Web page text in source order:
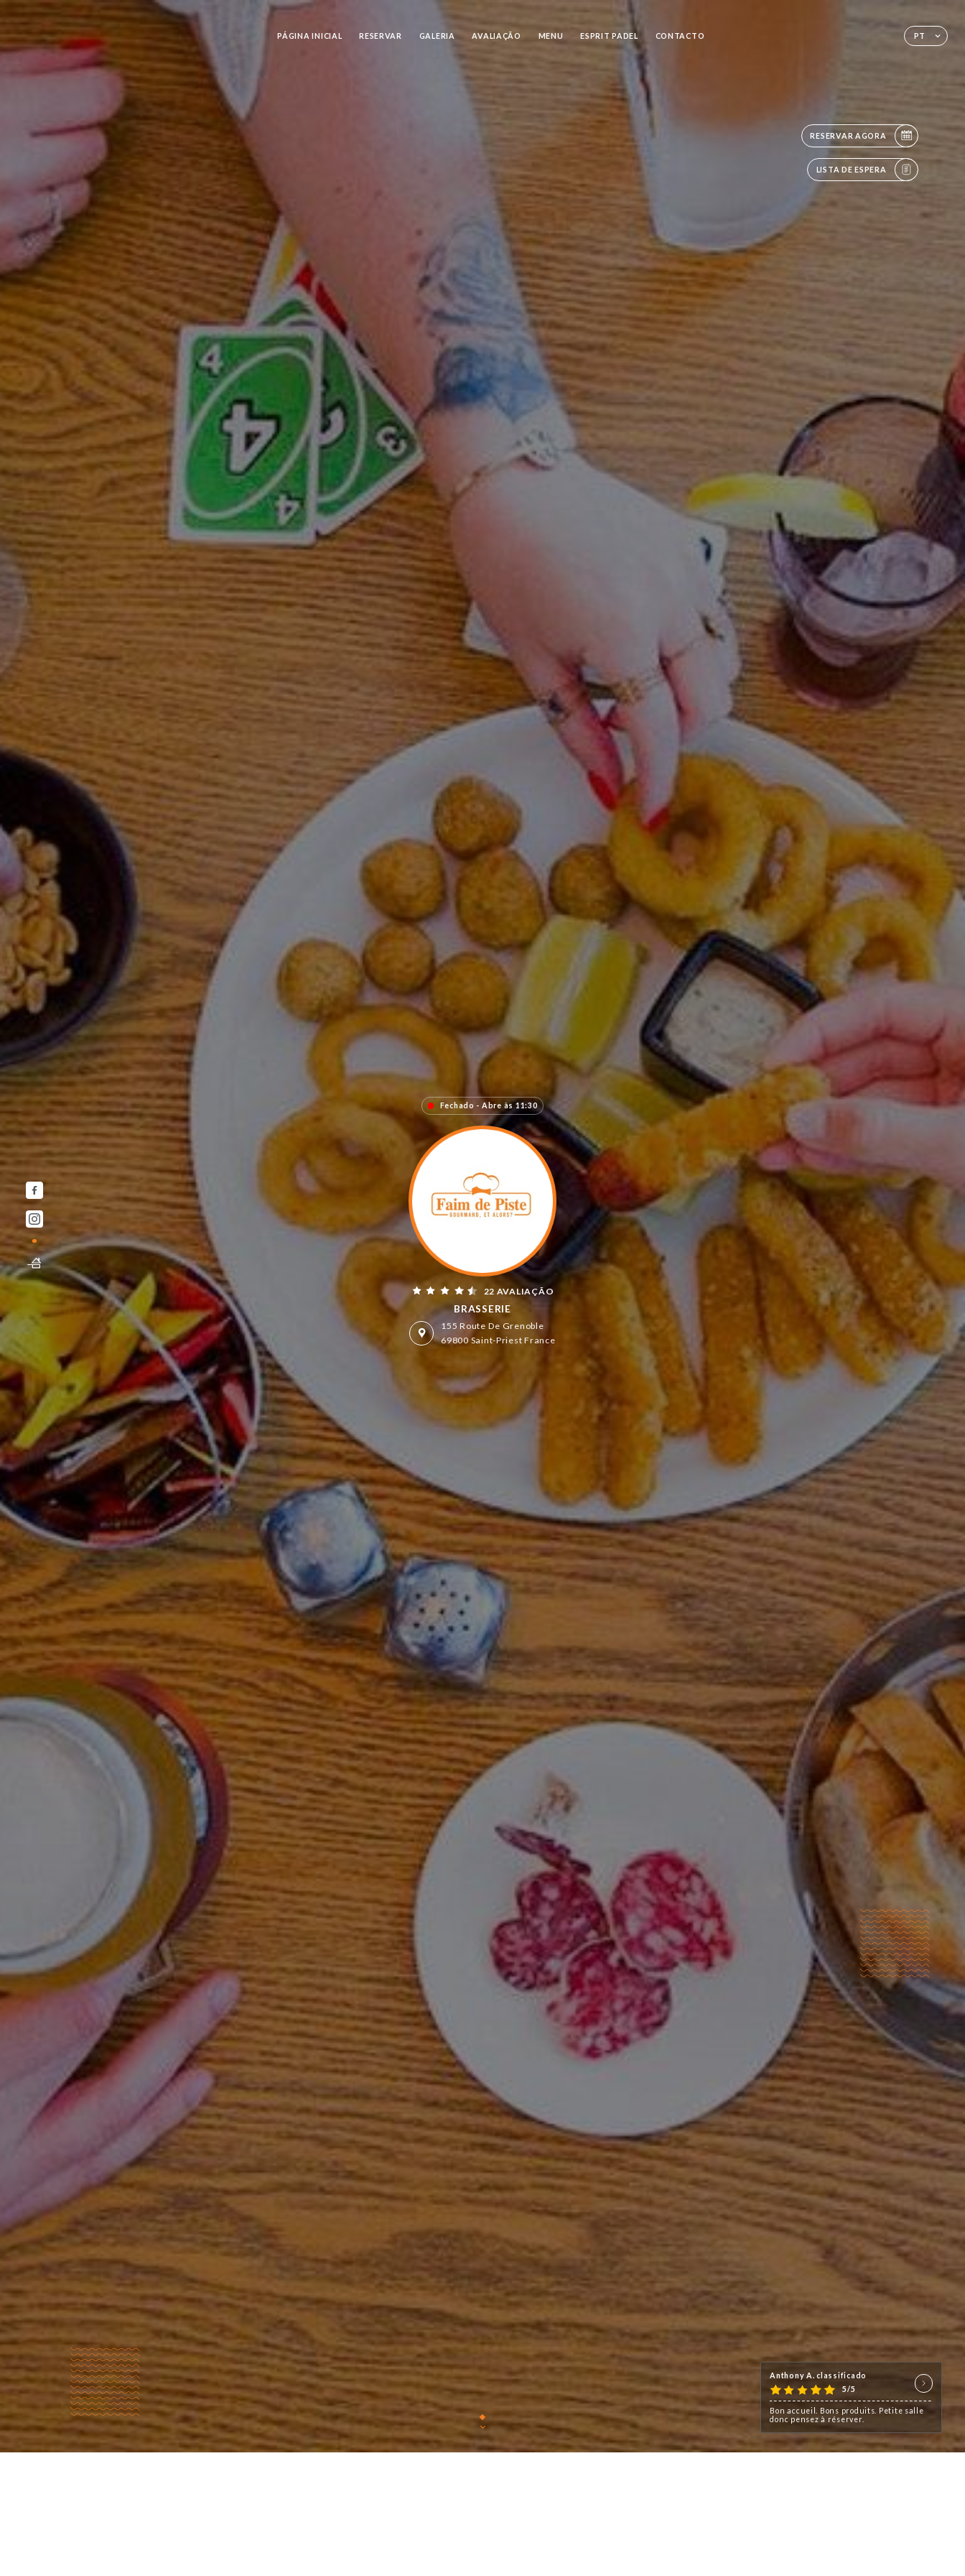
PT
PÁGINA INICIAL RESERVAR GALERIA AVALIAÇÃO MENU ESPRIT PADEL CONTACTO
RESERVAR AGORA
LISTA DE ESPERA
Fechado - Abre às 11:30
22 AVALIAÇÃO
BRASSERIE
155 Route De Grenoble
69800 Saint-Priest France
Anthony A. classificado
Bon accueil. Bons produits. Petite
donc pensez à réserver.